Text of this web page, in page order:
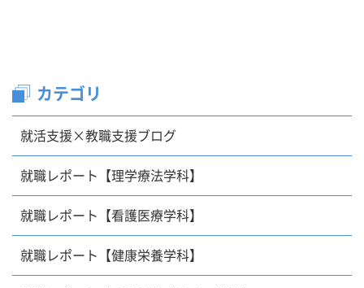
カテゴリ
就活支援×教職支援ブログ
就職レポート【理学療法学科】
就職レポート【看護医療学科】
就職レポート【健康栄養学科】